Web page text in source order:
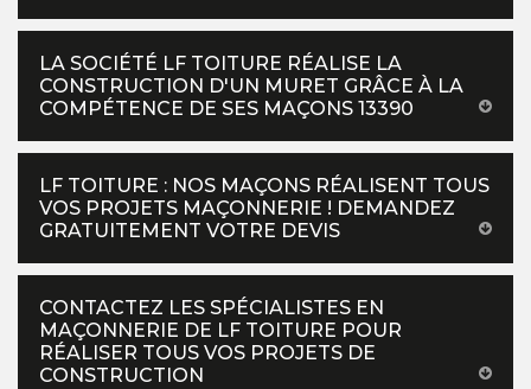
LA SOCIÉTÉ LF TOITURE RÉALISE LA
CONSTRUCTION D'UN MURET GRÂCE À LA
COMPÉTENCE DE SES MAÇONS 13390
LF TOITURE : NOS MAÇONS RÉALISENT TOUS
VOS PROJETS MAÇONNERIE ! DEMANDEZ
GRATUITEMENT VOTRE DEVIS
CONTACTEZ LES SPÉCIALISTES EN
MAÇONNERIE DE LF TOITURE POUR
RÉALISER TOUS VOS PROJETS DE
CONSTRUCTION